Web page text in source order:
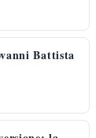
Battista